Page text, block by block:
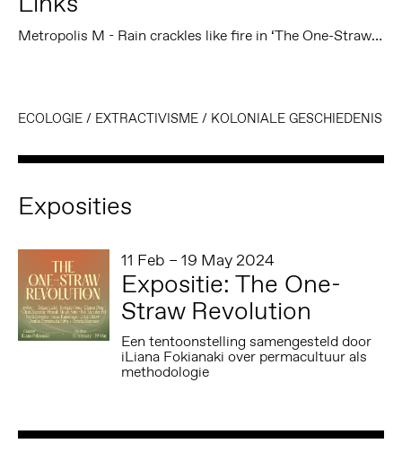
Metropolis M - Rain crackles like fire in ‘The One-Straw Revolution’ at Framer Framed
ECOLOGIE/ EXTRACTIVISME/ KOLONIALE GESCHIEDENIS
Exposities
11 Feb – 19 May 2024
Expositie: The One-
Straw Revolution
Een tentoonstelling samengesteld door
iLiana Fokianaki over permacultuur als
methodologie